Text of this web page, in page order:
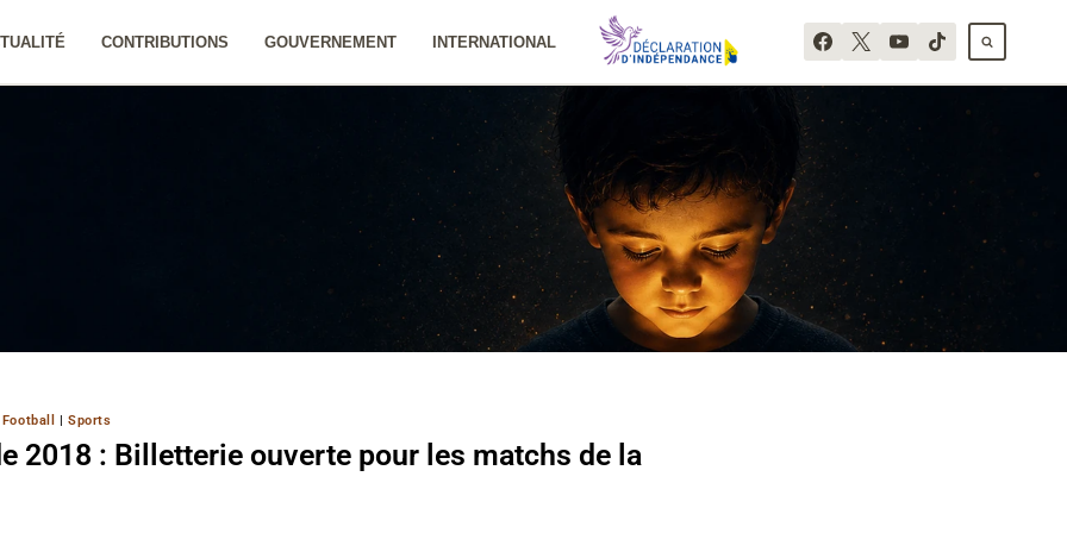
CONTRIBUTIONS GOUVERNEMENT INTERNATIONAL
|Sports
2018 : Billetterie ouverte pour les matchs de la